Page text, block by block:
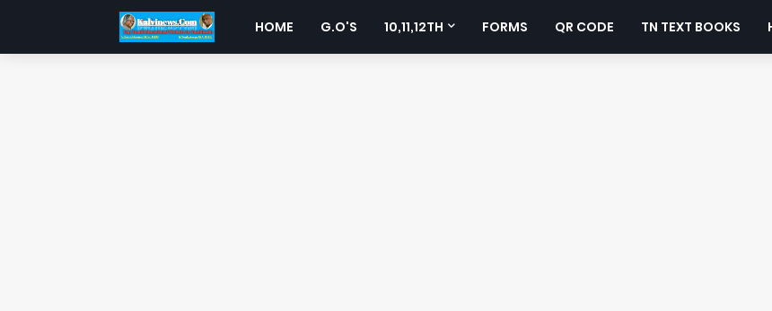
HOME G.O'S 10,11,12TH FORMS QR CODE TN TEXT BOOKS